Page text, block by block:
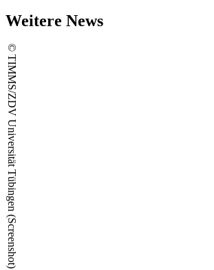
Weitere News
© TIMMS/ZDV Universität Tübingen (Screenshot)